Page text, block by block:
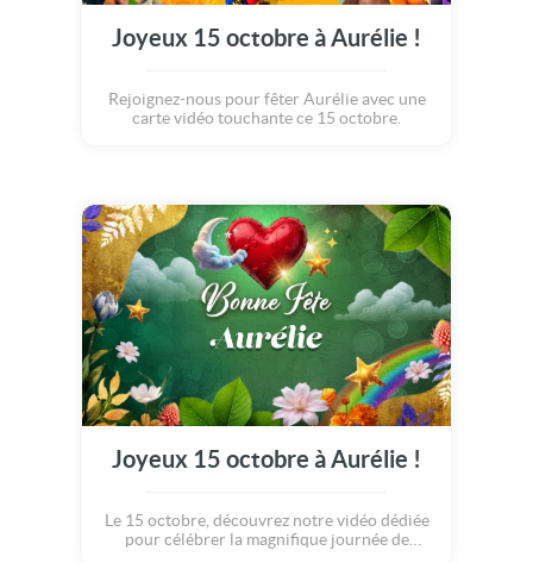
Joyeux 15 octobre à Aurélie !
Rejoignez-nous pour fêter Aurélie avec une
carte vidéo touchante ce 15 octobre.
Joyeux 15 octobre à Aurélie !
Le 15 octobre, découvrez notre vidéo dédiée
pour célébrer la magnifique journée de